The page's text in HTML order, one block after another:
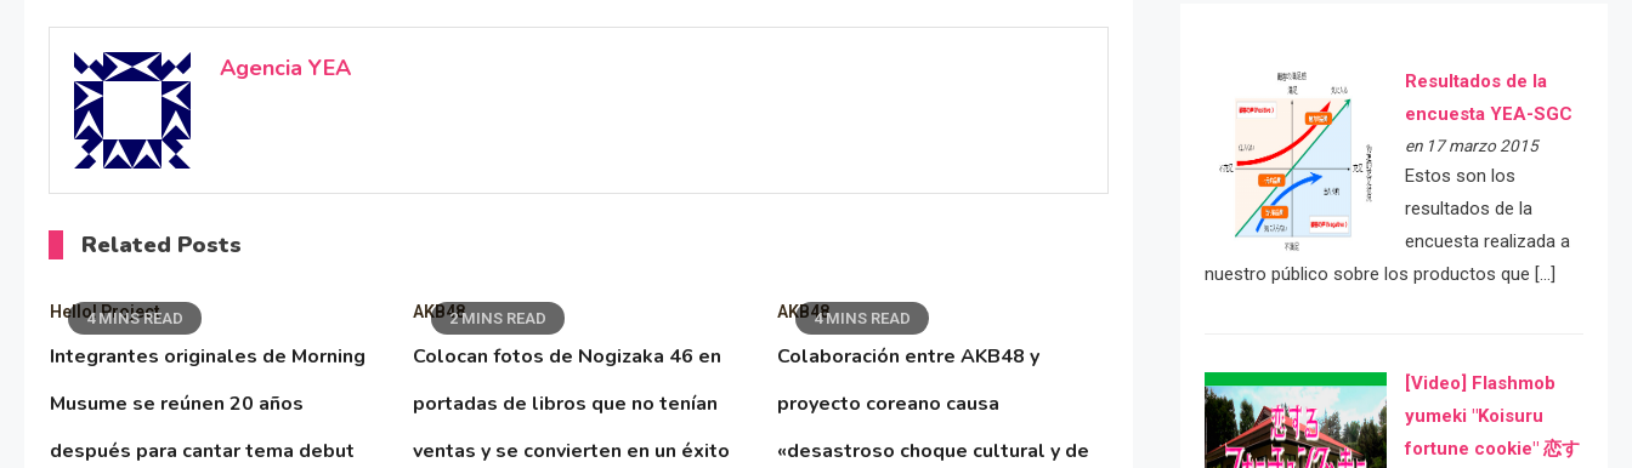
Agencia YEA
Related Posts
4 MINS READ
Hello! Project
Integrantes originales de Morning
Musume se reúnen 20 años
después para cantar tema debut
2 MINS READ
AKB48
Colocan fotos de Nogizaka 46 en
portadas de libros que no tenían
ventas y se convierten en un éxito
4 MINS READ
AKB48
Colaboración entre AKB48 y
proyecto coreano causa
«desastroso choque cultural y de
Resultados de la
encuesta YEA-SGC
en 17 marzo 2015
Estos son los
resultados de la
encuesta realizada a
nuestro público sobre los productos que […]
[Video] Flashmob
yumeki "Koisuru
fortune cookie" 恋す